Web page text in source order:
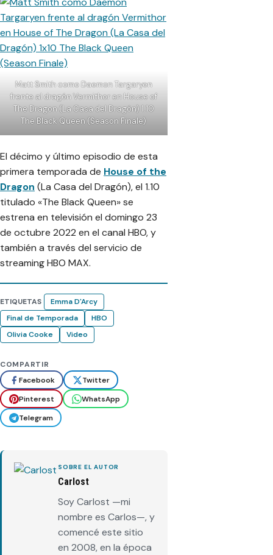
Matt Smith como Daemon Targaryen
frente al dragón Vermithor en House of
The Dragon (La Casa del Dragón) 1.10
The Black Queen (Season Finale)
El décimo y último episodio de esta
primera temporada de House of the
Dragon (La Casa del Dragón), el 1.10
titulado «The Black Queen» se
estrena en televisión el domingo 23
de octubre 2022 en el canal HBO, y
también a través del servicio de
streaming HBO MAX.
ETIQUETAS
Emma D'Arcy
Final de Temporada
HBO
Olivia Cooke
Video
COMPARTIR
Facebook
Twitter
Pinterest
WhatsApp
Telegram
SOBRE EL AUTOR
Carlost
Soy Carlost —mi
nombre es Carlos—, y
comencé este sitio
en 2008, en la época